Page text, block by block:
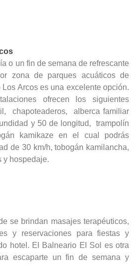
o un fin de semana de refrescante
zona de parques acuáticos de
Arcos es una excelente opción.
ofrecen los siguientes
chapoteaderos, alberca familiar
y 50 de longitud, trampolín
kamikaze en el cual podrás
de 30 km/h, tobogán kamilancha,
y hospedaje.
se brindan masajes terapéuticos,
y reservaciones para fiestas y
hotel. El Balneario El Sol es otra
escaparte un fin de semana y